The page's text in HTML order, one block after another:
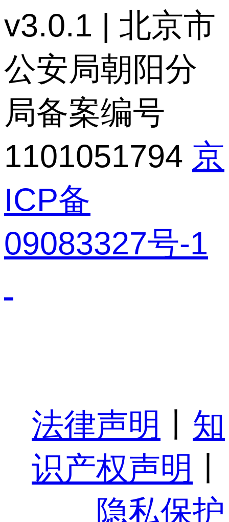
v3.0.1 | 北京市
公安局朝阳分
局备案编号
1101051794 京
ICP备
09083327号-1
法律声明
知
识产权声明
隐私保护